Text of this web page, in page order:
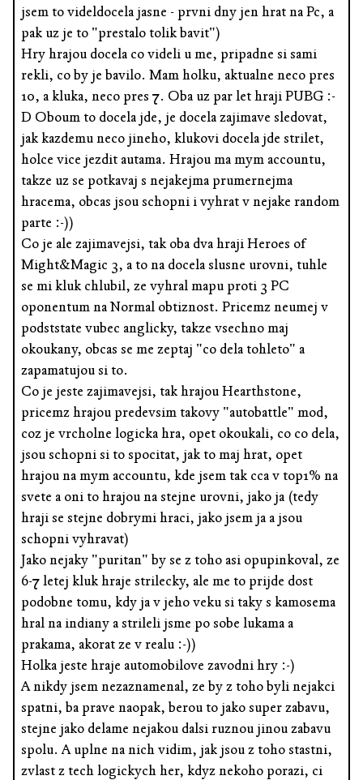
jsem to videldocela jasne - prvni dny jen hrat na Pc, a
pak uz je to "prestalo tolik bavit")
Hry hrajou docela co videli u me, pripadne si sami
rekli, co by je bavilo. Mam holku, aktualne neco pres
10, a kluka, neco pres 7. Oba uz par let hraji PUBG :-
D Oboum to docela jde, je docela zajimave sledovat,
jak kazdemu neco jineho, klukovi docela jde strilet,
holce vice jezdit autama. Hrajou ma mym accountu,
takze uz se potkavaj s nejakejma prumernejma
hracema, obcas jsou schopni i vyhrat v nejake random
parte :-))
Co je ale zajimavejsi, tak oba dva hraji Heroes of
Might&Magic 3, a to na docela slusne urovni, tuhle
se mi kluk chlubil, ze vyhral mapu proti 3 PC
oponentum na Normal obtiznost. Pricemz neumej v
podststate vubec anglicky, takze vsechno maj
okoukany, obcas se me zeptaj "co dela tohleto" a
zapamatujou si to.
Co je jeste zajimavejsi, tak hrajou Hearthstone,
pricemz hrajou predevsim takovy "autobattle" mod,
coz je vrcholne logicka hra, opet okoukali, co co dela,
jsou schopni si to spocitat, jak to maj hrat, opet
hrajou na mym accountu, kde jsem tak cca v top1% na
svete a oni to hrajou na stejne urovni, jako ja (tedy
hraji se stejne dobrymi hraci, jako jsem ja a jsou
schopni vyhravat)
Jako nejaky "puritan" by se z toho asi opupinkoval, ze
6-7 letej kluk hraje strilecky, ale me to prijde dost
podobne tomu, kdy ja v jeho veku si taky s kamosema
hral na indiany a strileli jsme po sobe lukama a
prakama, akorat ze v realu :-))
Holka jeste hraje automobilove zavodni hry :-)
A nikdy jsem nezaznamenal, ze by z toho byli nejakci
spatni, ba prave naopak, berou to jako super zabavu,
stejne jako delame nejakou dalsi ruznou jinou zabavu
spolu. A uplne na nich vidim, jak jsou z toho stastni,
zvlast z tech logickych her, kdyz nekoho porazi, ci